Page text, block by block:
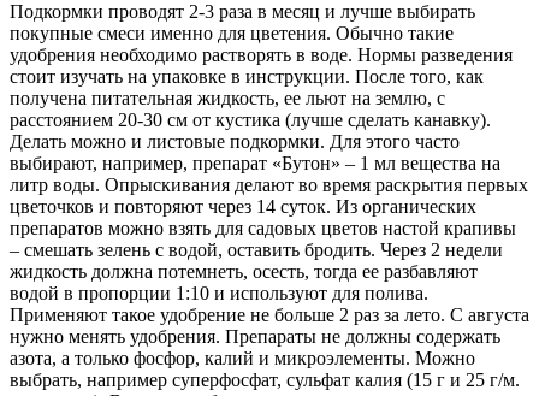
Подкормки проводят 2-3 раза в месяц и лучше выбирать
покупные смеси именно для цветения. Обычно такие
удобрения необходимо растворять в воде. Нормы разведения
стоит изучать на упаковке в инструкции. После того, как
получена питательная жидкость, ее льют на землю, с
расстоянием 20-30 см от кустика (лучше сделать канавку).
Делать можно и листовые подкормки. Для этого часто
выбирают, например, препарат «Бутон» – 1 мл вещества на
литр воды. Опрыскивания делают во время раскрытия первых
цветочков и повторяют через 14 суток. Из органических
препаратов можно взять для садовых цветов настой крапивы
– смешать зелень с водой, оставить бродить. Через 2 недели
жидкость должна потемнеть, осесть, тогда ее разбавляют
водой в пропорции 1:10 и используют для полива.
Применяют такое удобрение не больше 2 раз за лето. С августа
нужно менять удобрения. Препараты не должны содержать
азота, а только фосфор, калий и микроэлементы. Можно
выбрать, например суперфосфат, сульфат калия (15 г и 25 г/м.